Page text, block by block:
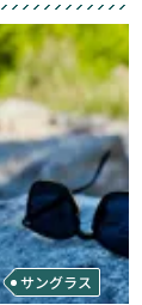
サングラス